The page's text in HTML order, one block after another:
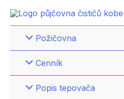
Preskočiť
Požičovna
Cenník
Popis tepovača